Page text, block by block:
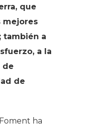
que
mejores
también a
a la
de
de
ha